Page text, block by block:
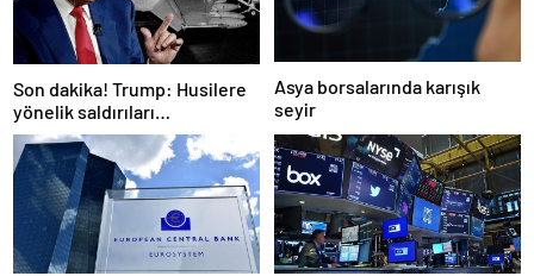
Son dakika! Trump: Husilere
yönelik saldırıları
durduruyoruz
Asya borsalarında karışık
seyir